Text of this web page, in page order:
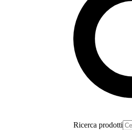
Ricerca prodotti